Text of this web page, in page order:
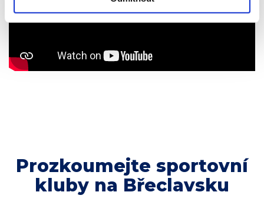
Prozkoumejte sportovní
kluby na Břeclavsku